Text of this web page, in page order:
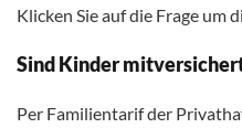
Klicken Sie auf die Frage um
Sind Kinder
Per Familientarif der